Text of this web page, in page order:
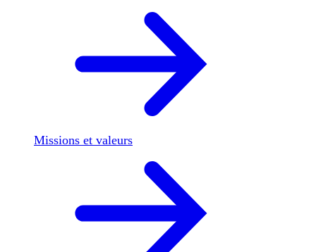
Missions et valeurs